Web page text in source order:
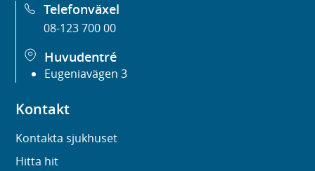
Telefonväxel
08-123 700 00
Huvudentré
Eugeniavägen 3
Kontakt
Kontakta sjukhuset
Hitta hit